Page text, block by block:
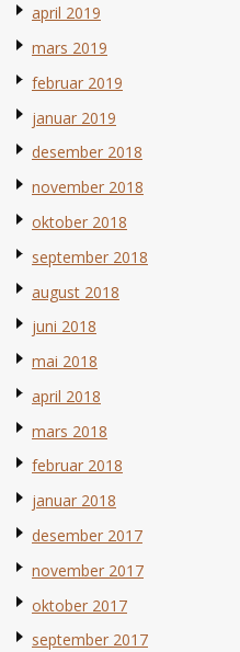
april 2019
mars 2019
februar 2019
januar 2019
desember 2018
november 2018
oktober 2018
september 2018
august 2018
juni 2018
mai 2018
april 2018
mars 2018
februar 2018
januar 2018
desember 2017
november 2017
oktober 2017
september 2017